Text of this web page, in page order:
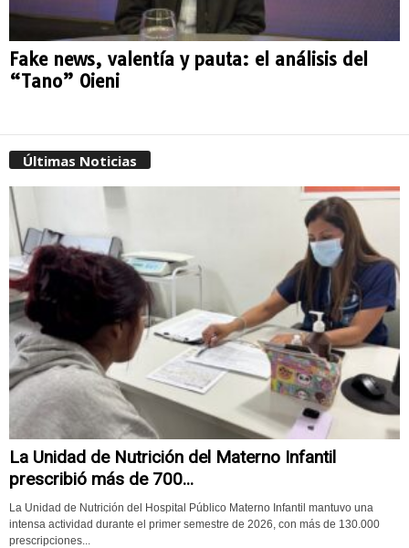
Fake news, valentía y pauta: el análisis del
“Tano” Oieni
Últimas Noticias
La Unidad de Nutrición del Materno Infantil
prescribió más de 700...
La Unidad de Nutrición del Hospital Público Materno Infantil mantuvo una
intensa actividad durante el primer semestre de 2026, con más de 130.000
prescripciones...